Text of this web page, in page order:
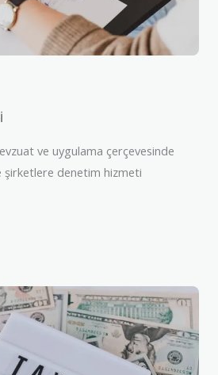
ve uygulama çerçevesinde
şirketlere denetim hizmeti